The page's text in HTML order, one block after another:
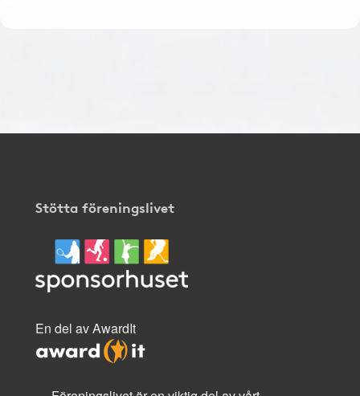
Stötta föreningslivet
En del av AwardIt